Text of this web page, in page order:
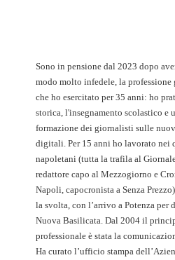
Sono in pensione dal 2023 dopo
modo molto infedele, la
che ho esercitato per 35 anni: ho
storica, l'insegnamento scolastico e
formazione dei giornalisti sulle
digitali. Per 15 anni ho lavorato
napoletani (tutta la trafila al
redattore capo al Mezzogiorno e
Napoli, capocronista a Senza
la svolta, con l’arrivo a Potenza per
Nuova Basilicata. Dal 2004 il
professionale è stata la
Ha curato l’ufficio stampa